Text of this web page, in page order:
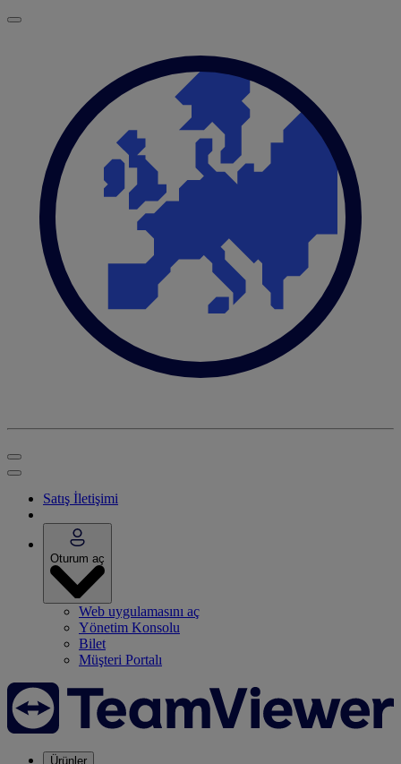
Satış İletişimi
Oturum aç
Web uygulamasını aç
Yönetim Konsolu
Bilet
Müşteri Portalı
Ürünler